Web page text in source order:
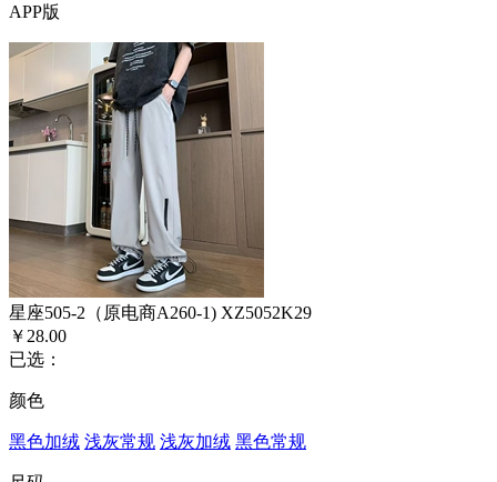
APP版
星座505-2（原电商A260-1) XZ5052K29
￥28.00
已选：
颜色
黑色加绒 浅灰常规 浅灰加绒 黑色常规